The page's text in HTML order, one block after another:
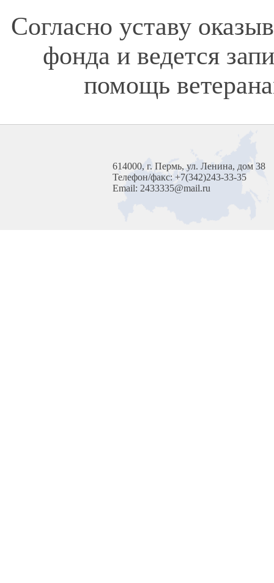
Согласно уставу
фонда и ведется
помощь
614000, г. Пермь, ул. Ленина, дом 38
Телефон/факс: +7(342)243-33-35
Email: 2433335@mail.ru